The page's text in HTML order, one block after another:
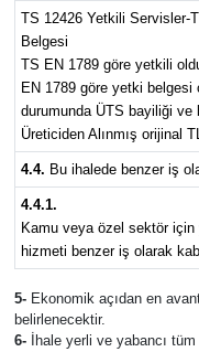
TS 12426 Yetkili Servisler-
Belgesi
TS EN 1789 göre yetkili
EN 1789 göre yetki belgesi
durumunda ÜTS bayiliği
Üreticiden Alınmış orijinal
4.4. Bu ihalede benzer iş
4.4.1.
Kamu veya özel sektör için
hizmeti benzer iş olarak
5-Ekonomik açıdan en
belirlenecektir.
6-İhale yerli ve yabancı tüm